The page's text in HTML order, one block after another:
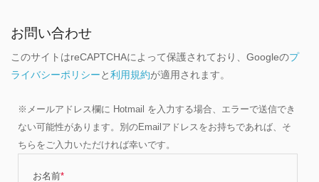
お問い合わせ
このサイトはreCAPTCHAによって保護されており、Googleのプ
ライバシーポリシーと利用規約が適用されます。
※メールアドレス欄に Hotmail を入力する場合、エラーで送信でき
ない可能性があります。別のEmailアドレスをお持ちであれば、そ
ちらをご入力いただければ幸いです。
お名前*